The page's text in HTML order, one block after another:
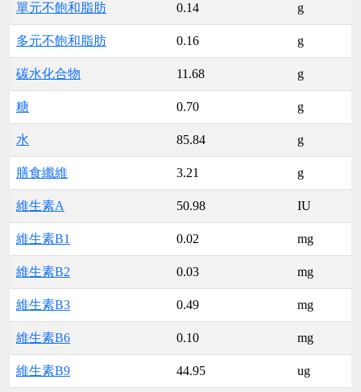
單元不飽和脂肪 0.14 g
多元不飽和脂肪 0.16 g
碳水化合物 11.68 g
糖 0.70 g
水 85.84 g
膳食纖維 3.21 g
維生素A 50.98 IU
維生素B1 0.02 mg
維生素B2 0.03 mg
維生素B3 0.49 mg
維生素B6 0.10 mg
維生素B9 44.95 ug